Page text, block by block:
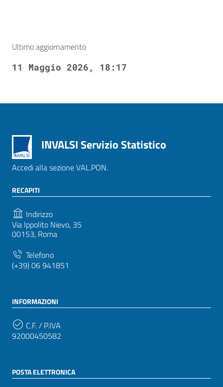
Ultimo aggiornamento
11 Maggio 2026, 18:17
INVALSI Servizio Statistico
Accedi alla sezione VAL.PON.
RECAPITI
Indirizzo
Via Ippolito Nievo, 35
00153, Roma
Telefono
(+39) 06 941851
INFORMAZIONI
C.F. / P.IVA
92000450582
POSTA ELETTRONICA